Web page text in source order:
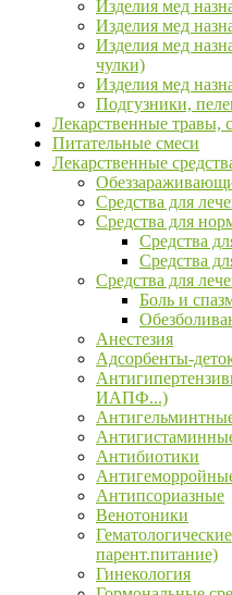
Изделия мед
Изделия мед
Изделия мед
чулки)
Изделия мед
Подгузники,
Лекарственные травы,
Питательные смеси
Лекарственные
Средства для
Средства для
Средства
Средства
Средства для
Боль и
Анестезия
Адсорбенты-
ИАПФ...)
Антибиотики
Антипсориазные
Венотоники
парент.питание)
Гинекология